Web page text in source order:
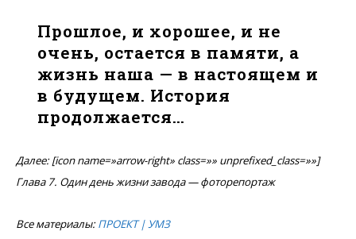
Прошлое, и хорошее, и не
очень, остается в памяти, а
жизнь наша — в настоящем и
в будущем. История
продолжается…
Далее: [icon name=»arrow-right» class=»» unprefixed_class=»»]
Глава 7. Один день жизни завода — фоторепортаж
Все материалы:ПРОЕКТ | УМЗ